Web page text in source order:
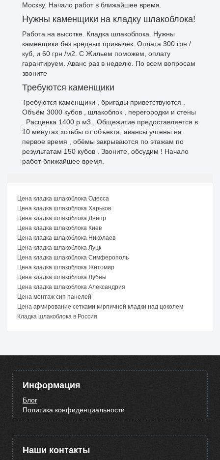
Москву. Начало работ в ближайшее время.
Нужны каменщики на кладку шлакоблока!
Работа на высотке. Кладка шлакоблока. Нужны
каменщики без вредных привычек. Оплата 300 грн /
куб, и 60 грн /м2. С Жильем поможем, оплату
гарантируем. Аванс раз в неделю. По всем вопросам
звоните
Требуются каменщики
Требуются каменщики , бригады приветствуются .
Объём 3000 кубов , шлакоблок , перегородки и стены
. Расценка 1400 р м3 . Общежитие предоставляется в
10 минутах хотьбы от объекта, авансы учтены на
первое время , обёмы закрываются по этажам по
результатам 150 кубов . Звоните, обсудим ! Начало
работ-ближайшее время.
Цена кладка шлакоблока Одесса
Цена кладка шлакоблока Харьков
Цена кладка шлакоблока Днепр
Цена кладка шлакоблока Киев
Цена кладка шлакоблока Николаев
Цена кладка шлакоблока Луцк
Цена кладка шлакоблока Симферополь
Цена кладка шлакоблока Житомир
Цена кладка шлакоблока Лубны
Цена кладка шлакоблока Александрия
Цена монтаж сип панелей
Цена армирование сетками кирпичной кладки над цоколем
Кладка шлакоблока в Россия
Информация
Блог
Политика конфиденциальности
Наши контакты